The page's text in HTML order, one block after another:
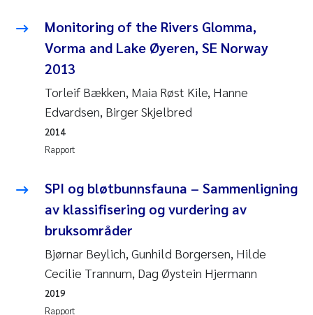
2019
2018
2017
2016
2015
2014
2013
2012
Eirin Aasland
Julia Szulecka
Aase Jeanette Kvanneid
Ellen Johannesen
Steen Wilhelm Knudsen
Paul Ragnar Berg
Sindre Langaas
Nullstill
Monitoring of the Rivers Glomma,
Vorma and Lake Øyeren, SE Norway
2013
Torleif Bækken, Maia Røst Kile, Hanne
Edvardsen, Birger Skjelbred
Rapport
2014
SPI og bløtbunnsfauna – Sammenligning
av klassifisering og vurdering av
bruksområder
Bjørnar Beylich, Gunhild Borgersen, Hilde
Cecilie Trannum, Dag Øystein Hjermann
Rapport
2019